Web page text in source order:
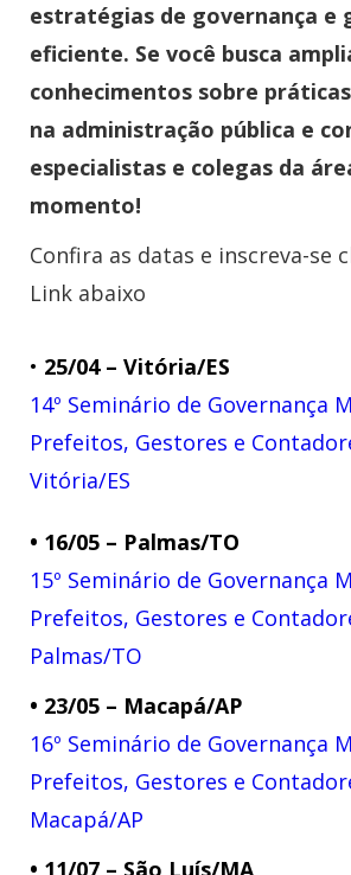
estratégias de governança e
eficiente. Se você busca
conhecimentos sobre
na administração pública e
especialistas e colegas da
momento!
Confira as datas e inscreva-se
Link abaixo
• 25/04 – Vitória/ES
14º Seminário de Governança
Prefeitos, Gestores e
Vitória/ES
• 16/05 – Palmas/TO​
15º Seminário de Governança
Prefeitos, Gestores e
Palmas/TO
• 23/05 – Macapá/AP​
16º Seminário de Governança
Prefeitos, Gestores e
Macapá/AP